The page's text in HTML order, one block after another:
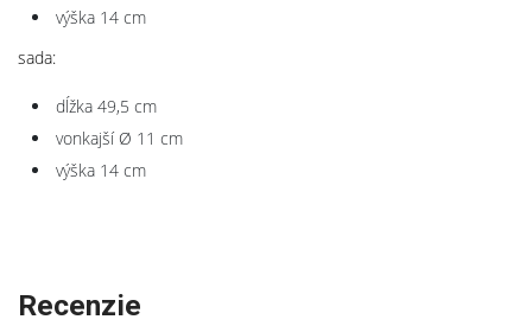
výška 14 cm
sada:
dĺžka 49,5 cm
vonkajší Ø 11 cm
výška 14 cm
Recenzie